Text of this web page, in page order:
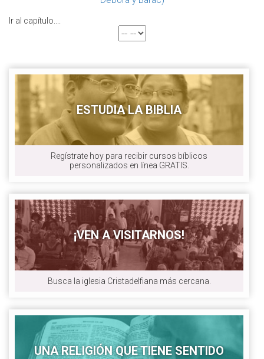
Ir al capítulo....
ESTUDIA LA BIBLIA
Regístrate hoy para recibir cursos bíblicos
personalizados en línea GRATIS.
¡VEN A VISITARNOS!
Busca la iglesia Cristadelfiana más cercana.
UNA RELIGIÓN QUE TIENE SENTIDO